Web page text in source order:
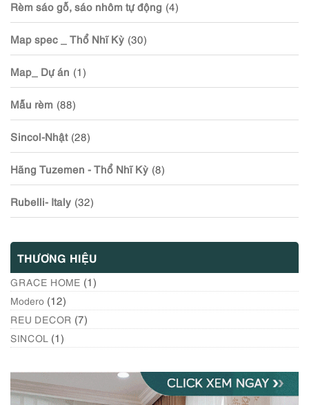
Rèm sáo gỗ, sáo nhôm tự động (4)
Map spec _ Thổ Nhĩ Kỳ (30)
Map_ Dự án (1)
Mẫu rèm (88)
Sincol-Nhật (28)
Hãng Tuzemen - Thổ Nhĩ Kỳ (8)
Rubelli- Italy (32)
THƯƠNG HIỆU
GRACE HOME (1)
Modero (12)
REU DECOR (7)
SINCOL (1)